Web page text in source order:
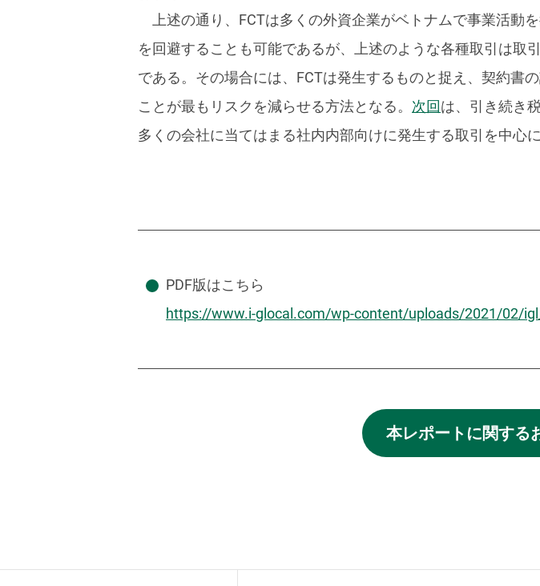
上述の通り、FCTは多くの外資企業がベトナムで事業活
を回避することも可能であるが、上述のような各種取引は取
である。その場合には、FCTは発生するものと捉え、契約書
ことが最もリスクを減らせる方法となる。 次回は、引き続き
多くの会社に当てはまる社内内部向けに発生する取引を中心に
PDF版はこちら
https://www.i-glocal.com/wp-content/uploads/2021/02/
本レポートに関する